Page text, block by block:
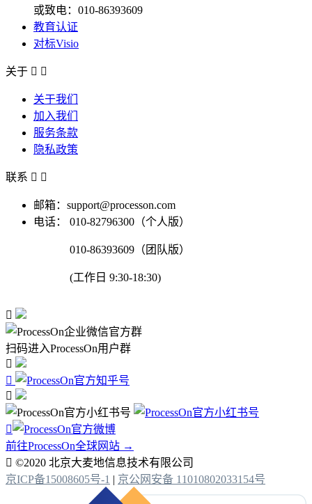
或致电：010-86393609
教育认证
对标Visio
关于  
关于我们
加入我们
服务条款
隐私政策
联系  
邮箱：support@processon.com
电话：
010-82796300（个人版）
010-86393609（团队版）
(工作日 9:30-18:30)

扫码进入ProcessOn用户群




前往ProcessOn全球网站 →
 ©2020 北京大麦地信息技术有限公司
京ICP备15008605号-1 | 京公网安备 11010802033154号